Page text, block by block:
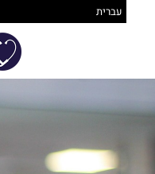
עברית